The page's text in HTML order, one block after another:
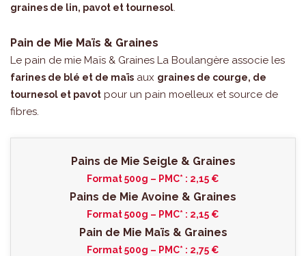
graines de lin, pavot et tournesol.
Pain de Mie Maïs & Graines
Le pain de mie Maïs & Graines La Boulangère associe les
farines de blé et de maïs aux graines de courge, de
tournesol et pavot pour un pain moelleux et source de
fibres.
Pains de Mie Seigle & Graines
Format 500g – PMC* : 2,15 €
Pains de Mie Avoine & Graines
Format 500g – PMC* : 2,15 €
Pain de Mie Maïs & Graines
Format 500g – PMC* : 2,75 €